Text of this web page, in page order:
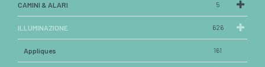
CAMINI & ALARI 5
ILLUMINAZIONE 626
Appliques 161